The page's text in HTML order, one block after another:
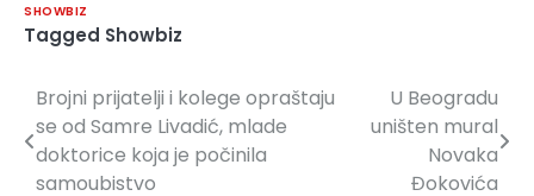
SHOWBIZ
Tagged Showbiz
Navigacija
članaka
Brojni prijatelji i kolege opraštaju
se od Samre Livadić, mlade
doktorice koja je počinila
samoubistvo
U Beogradu
uništen mural
Novaka
Đokovića